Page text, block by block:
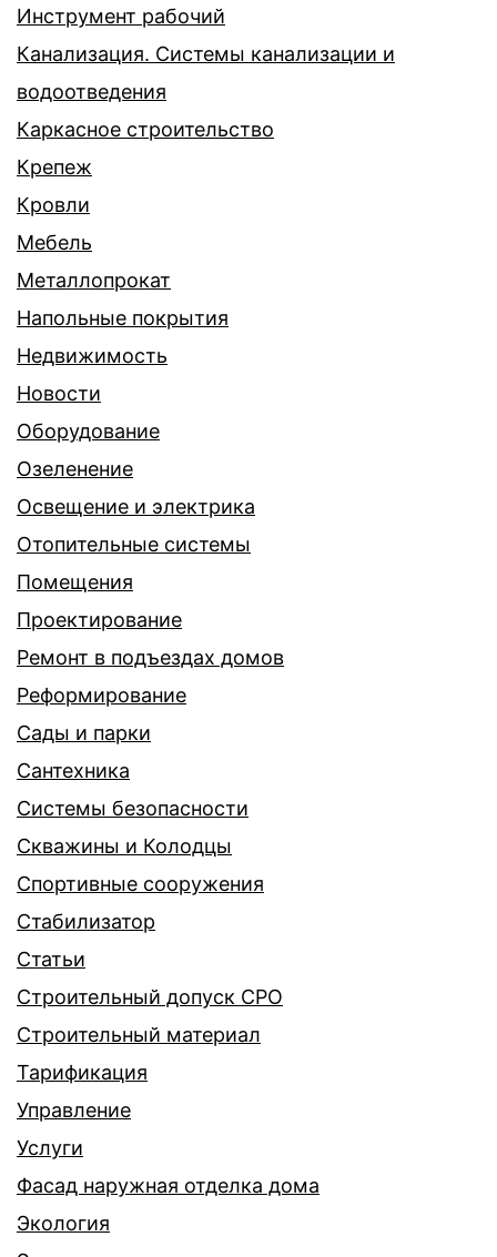
Инструмент рабочий
Канализация. Системы канализации и
водоотведения
Каркасное строительство
Крепеж
Кровли
Мебель
Металлопрокат
Напольные покрытия
Недвижимость
Новости
Оборудование
Озеленение
Освещение и электрика
Отопительные системы
Помещения
Проектирование
Ремонт в подъездах домов
Реформирование
Сады и парки
Сантехника
Системы безопасности
Скважины и Колодцы
Спортивные сооружения
Стабилизатор
Статьи
Строительный допуск СРО
Строительный материал
Тарификация
Управление
Услуги
Фасад наружная отделка дома
Экология